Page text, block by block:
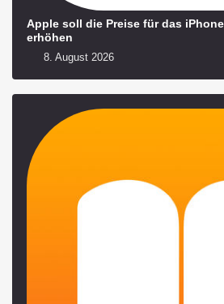
Apple soll die Preise für das
erhöhen
8. August 2026